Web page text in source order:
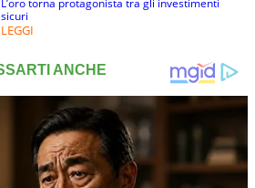
L’oro torna protagonista tra gli investimenti
sicuri
LEGGI